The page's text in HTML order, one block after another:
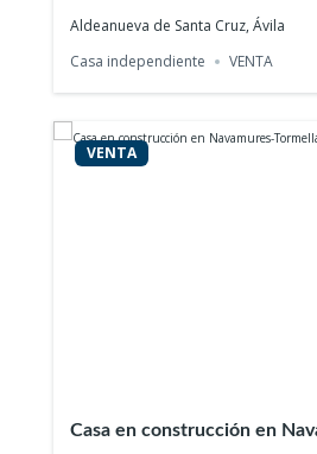
Aldeanueva de Santa Cruz, Ávila
Casa independiente
VENTA
VENTA
Casa en construcción en